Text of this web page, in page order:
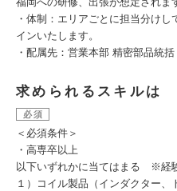
・体制：エリアごとに担当分け
インいたします。
・配属先：営業本部 精密部品統
求められるスキルは
必須
＜必須条件＞
・高専卒以上
以下いずれかに当てはまる ※経
１）コイル製品（インダクター、